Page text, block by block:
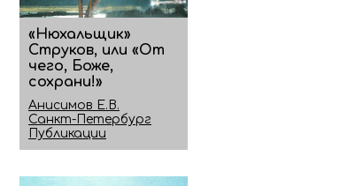
«Нюхальщик»
Струков, или «От
чего, Боже,
сохрани!»
Анисимов Е.В.
Санкт-Петербург
Публикации